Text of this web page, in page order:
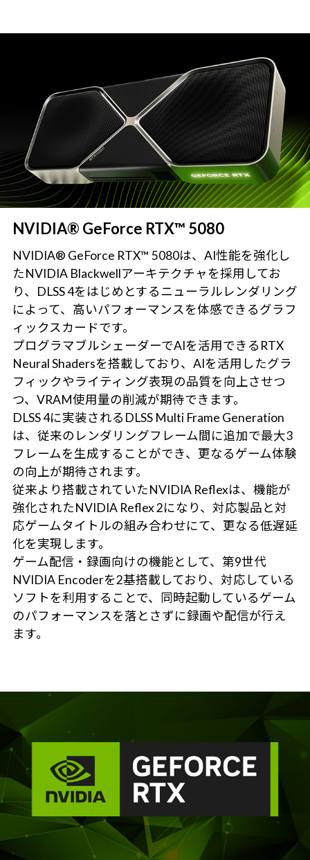
NVIDIA® GeForce RTX™ 5080
NVIDIA® GeForce RTX™ 5080は、AI性能を強化し
たNVIDIA Blackwellアーキテクチャを採用してお
り、DLSS 4をはじめとするニューラルレンダリング
によって、高いパフォーマンスを体感できるグラフ
ィックスカードです。
プログラマブルシェーダーでAIを活用できるRTX
Neural Shadersを搭載しており、AIを活用したグラ
フィックやライティング表現の品質を向上させつ
つ、VRAM使用量の削減が期待できます。
DLSS 4に実装されるDLSS Multi Frame Generation
は、従来のレンダリングフレーム間に追加で最大3
フレームを生成することができ、更なるゲーム体験
の向上が期待されます。
従来より搭載されていたNVIDIA Reflexは、機能が
強化されたNVIDIA Reflex 2になり、対応製品と対
応ゲームタイトルの組み合わせにて、更なる低遅延
化を実現します。
ゲーム配信・録画向けの機能として、第9世代
NVIDIA Encoderを2基搭載しており、対応している
ソフトを利用することで、同時起動しているゲーム
のパフォーマンスを落とさずに録画や配信が行え
ます。